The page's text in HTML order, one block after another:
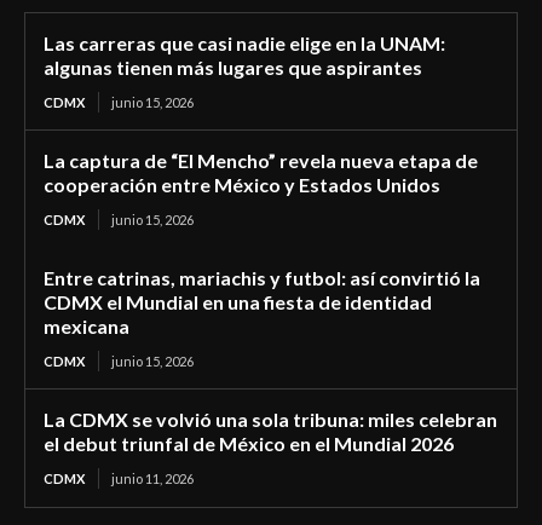
Las carreras que casi nadie elige en la UNAM:
algunas tienen más lugares que aspirantes
CDMX junio 15, 2026
La captura de “El Mencho” revela nueva etapa de
cooperación entre México y Estados Unidos
CDMX junio 15, 2026
Entre catrinas, mariachis y futbol: así convirtió la
CDMX el Mundial en una fiesta de identidad
mexicana
CDMX junio 15, 2026
La CDMX se volvió una sola tribuna: miles celebran
el debut triunfal de México en el Mundial 2026
CDMX junio 11, 2026